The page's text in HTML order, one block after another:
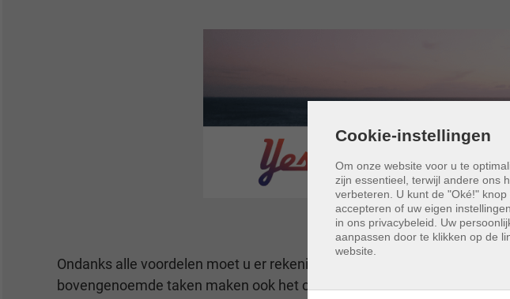
Cookie-instellingen
Om onze website voor u te
zijn essentieel, terwijl andere ons
verbeteren.
U kunt de "Oké!"
accepteren of uw eigen
in ons privacybeleid. Uw
aanpassen door te klikken op de
website.
Ondanks alle voordelen moet u er rekening mee houden dat u bij het
bovengenoemde taken maken ook het contact met de huurders